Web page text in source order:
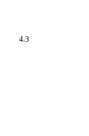
4.3